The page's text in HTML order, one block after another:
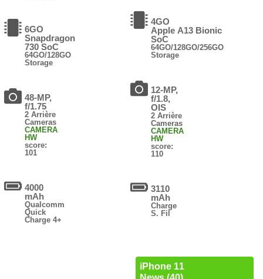
6GO
Snapdragon
730 SoC
64GO/128GO
Storage
48-MP,
f/1.75
2 Arrière
Cameras
CAMERA
HW
score:
101
4000
mAh
Qualcomm
Quick
Charge 4+
4GO
Apple A13 Bionic
SoC
64GO/128GO/256GO
Storage
12-MP,
f/1.8,
OIS
2 Arrière
Cameras
CAMERA
HW
score:
110
3110
mAh
Charge
S. Fil
iPhone 11